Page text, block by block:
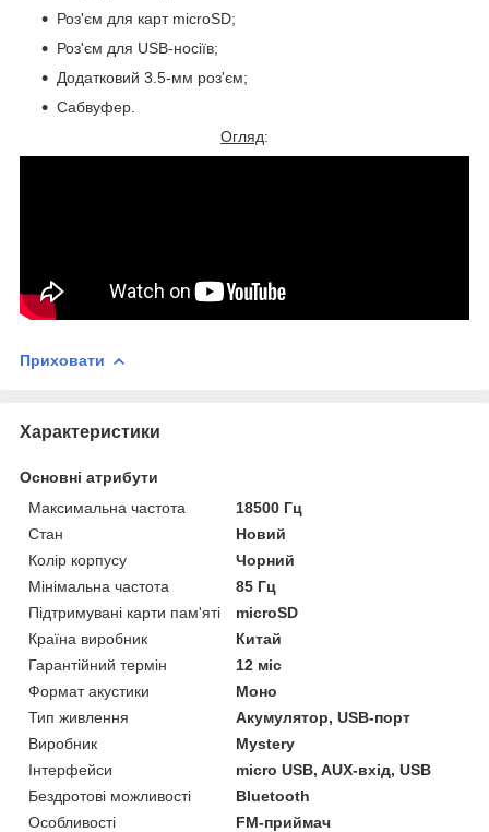
Роз'єм для карт microSD;
Роз'єм для USB-носіїв;
Додатковий 3.5-мм роз'єм;
Сабвуфер.
Огляд:
Приховати
Характеристики
Основні атрибути
Максимальна частота
18500 Гц
Стан
Новий
Колір корпусу
Чорний
Мінімальна частота
85 Гц
Підтримувані карти пам'яті
microSD
Країна виробник
Китай
Гарантійний термін
12 міс
Формат акустики
Моно
Тип живлення
Акумулятор, USB-порт
Виробник
Mystery
Інтерфейси
micro USB, AUX-вхід, USB
Бездротові можливості
Bluetooth
Особливості
FM-приймач